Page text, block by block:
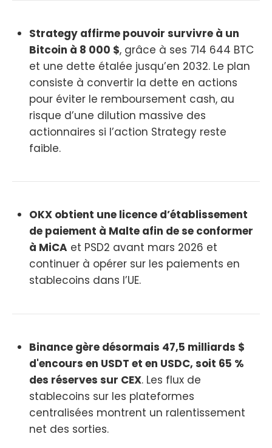
Strategy affirme pouvoir survivre à un
Bitcoin à 8 000 $, grâce à ses 714 644 BTC
et une dette étalée jusqu’en 2032. Le plan
consiste à convertir la dette en actions
pour éviter le remboursement cash, au
risque d’une dilution massive des
actionnaires si l’action Strategy reste
faible.
OKX obtient une licence d’établissement
de paiement à Malte afin de se conformer
à MiCA et PSD2 avant mars 2026 et
continuer à opérer sur les paiements en
stablecoins dans l’UE.
Binance gère désormais 47,5 milliards $
d'encours en USDT et en USDC, soit 65 %
des réserves sur CEX. Les flux de
stablecoins sur les plateformes
centralisées montrent un ralentissement
net des sorties.